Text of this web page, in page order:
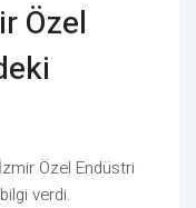
Özel
Özel Endüstri
verdi.